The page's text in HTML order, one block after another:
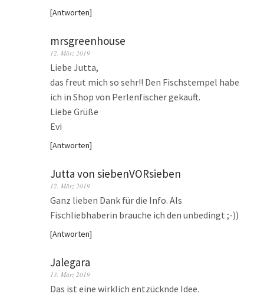
Antworten
mrsgreenhouse
12. März 2019
Liebe Jutta,
das freut mich so sehr!! Den Fischstempel habe
ich in Shop von Perlenfischer gekauft.
Liebe Grüße
Evi
Antworten
Jutta von siebenVORsieben
12. März 2019
Ganz lieben Dank für die Info. Als
Fischliebhaberin brauche ich den unbedingt ;-))
Antworten
Jalegara
13. März 2019
Das ist eine wirklich entzücknde Idee.